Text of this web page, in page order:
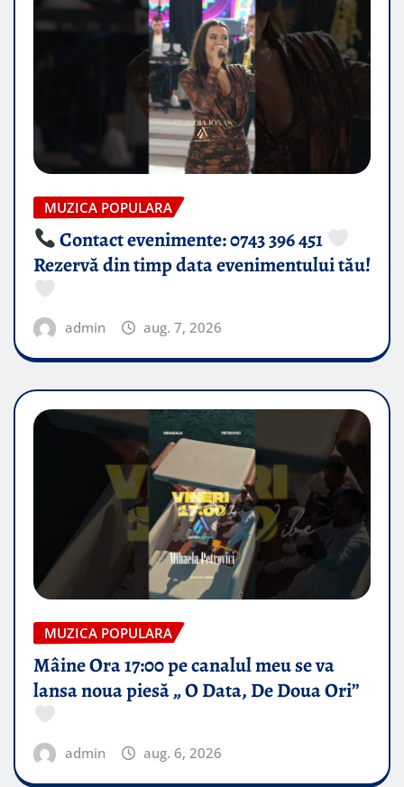
MUZICA POPULARA
Contact evenimente: 0743 396 451
Rezervă din timp data evenimentului tău!
admin aug. 7, 2026
MUZICA POPULARA
Mâine Ora 17:00 pe canalul meu se va
lansa noua piesă „ O Data, De Doua Ori”
admin aug. 6, 2026